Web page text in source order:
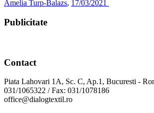
Amelia Turp-Balazs, 17/03/2021
Publicitate
Contact
Piata Lahovari 1A, Sc. C, Ap.1, Bucuresti -
031/1065322 / Fax: 031/1078186
office@dialogtextil.ro